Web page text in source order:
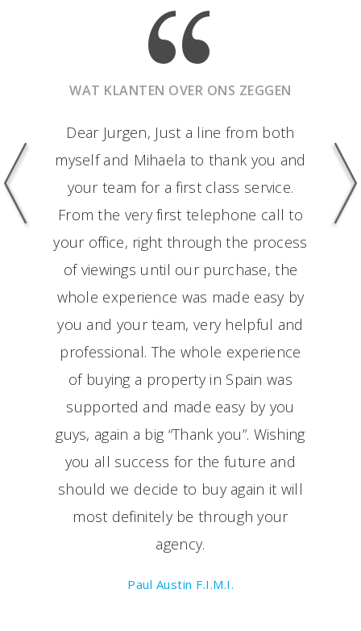
WAT KLANTEN OVER ONS ZEGGEN
Dear Jurgen, Just a line from both
myself and Mihaela to thank you and
your team for a first class service.
From the very first telephone call to
your office, right through the process
of viewings until our purchase, the
whole experience was made easy by
you and your team, very helpful and
professional. The whole experience
of buying a property in Spain was
supported and made easy by you
guys, again a big “Thank you”. Wishing
you all success for the future and
should we decide to buy again it will
most definitely be through your
agency.
Paul Austin F.I.M.I.
Previous